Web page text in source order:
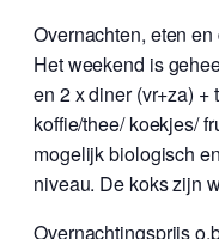
Overnachten, eten en
Het weekend is
en 2 x diner (vr+za)
koffie/thee/ koekjes/
mogelijk biologisch
niveau. De koks zijn
Overnachtingsprijs